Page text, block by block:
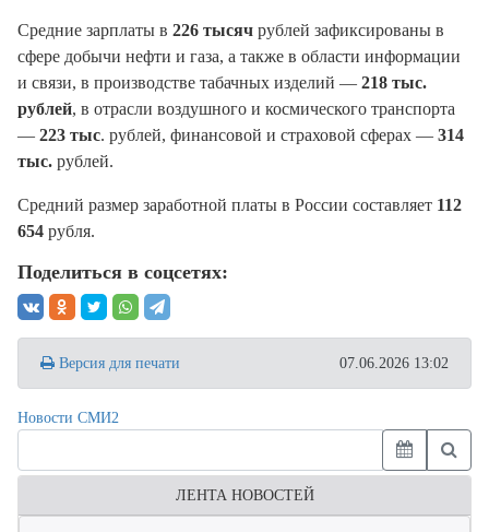
Средние зарплаты в 226 тысяч рублей зафиксированы в
сфере добычи нефти и газа, а также в области информации
и связи, в производстве табачных изделий — 218 тыс.
рублей, в отрасли воздушного и космического транспорта
— 223 тыс. рублей, финансовой и страховой сферах — 314
тыс. рублей.
Средний размер заработной платы в России составляет 112
654 рубля.
Поделиться в соцсетях:
Версия для печати 07.06.2026 13:02
Новости СМИ2
ЛЕНТА НОВОСТЕЙ